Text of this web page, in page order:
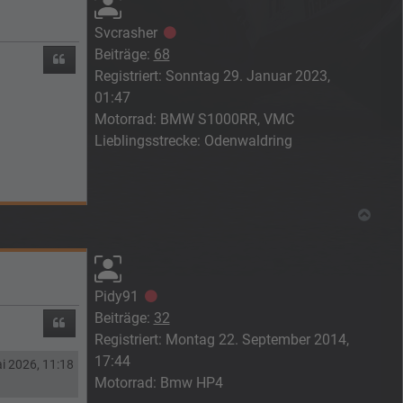
Svcrasher Offline
Beiträge: 68
Registriert: Sonntag 29. Januar 2023,
01:47
Motorrad: BMW S1000RR, VMC
Lieblingsstrecke: Odenwaldring
Zitieren
Pidy91 Offline
Beiträge: 32
Registriert: Montag 22. September 2014,
17:44
Motorrad: Bmw HP4
Zitieren
2026, 11:18